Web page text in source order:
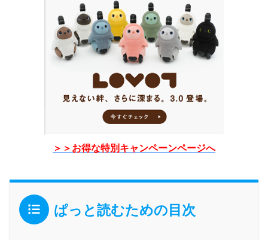
＞＞お得な特別キャンペーンページへ
ぱっと読むための目次